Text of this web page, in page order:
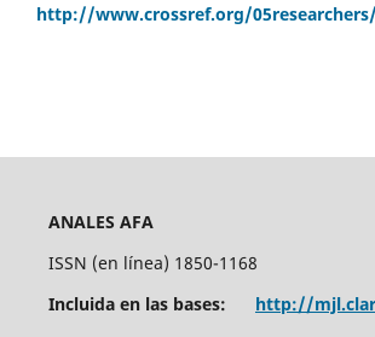
http://www.crossref.org/
ANALES AFA
ISSN (en línea) 1850-1168
Incluida en las bases: http://